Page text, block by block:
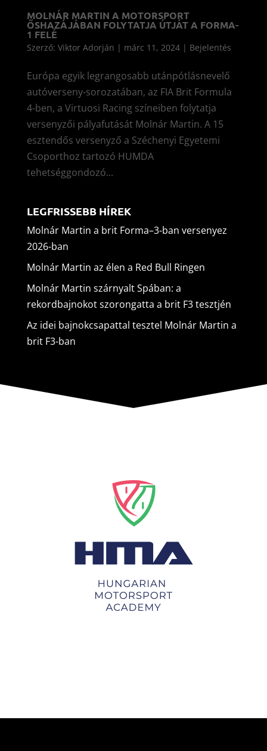
MOLNÁR MARTIN A MOTORSPORT
ŐSHAZÁJÁBAN FOLYTATJA ÚTJÁT A FORMA-
1 FELÉ
Szerző: Viktor Adorján | márc 11, 2024| Bejelentés
Európa egyik legrangosabb utánpótlásnevelő
autóverseny-sorozatában, az FIA Brit Formula
4-ben, a Virtuosi Racing színeiben folytatja
versenyzői pályafutását Molnár Martin. A 15
esztendős versenyző a Széchenyi Egyetemi
Csoporthoz tartozó HUMDA
tehetséggondozó...
LEGFRISSEBB HÍREK
Molnár Martin a brit Forma–3-ban versenyez
2026-ban
Molnár Martin az élen a Red Bull Ringen
Molnár Martin szárnyalt Spában: a
rekordbajnokot szorongatta a brit F3 tesztjén
Az idei bajnokcsapattal tesztel Molnár Martin a
brit F3-ban